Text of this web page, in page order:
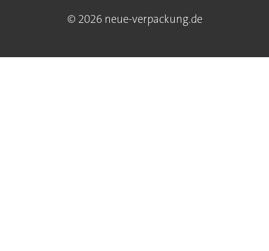
© 2026 neue-verpackung.de